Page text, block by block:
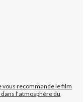
vous recommande le film
l'atmosphère du